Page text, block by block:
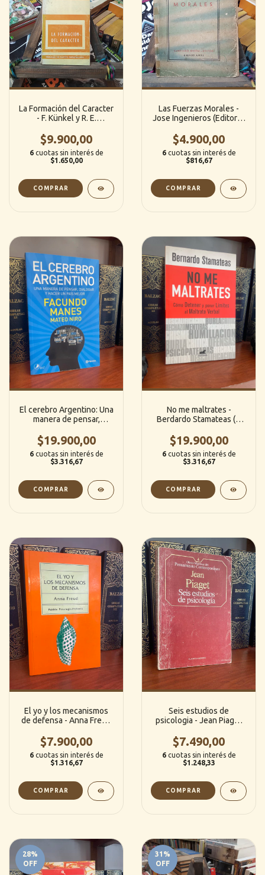
La Formación del Caracter
- F. Künkel y R. E.
$9.900,00
6 cuotas sin interés de
$1.650,00
Las Fuerzas Morales -
Jose Ingenieros (Editorial
$4.900,00
6 cuotas sin interés de
$816,67
El cerebro Argentino: Una
manera de pensar,
mejor - Facundo Manes
(Planeta)
$19.900,00
6 cuotas sin interés de
$3.316,67
No me maltrates -
Berdardo Stamateas (J.
$19.900,00
6 cuotas sin interés de
$3.316,67
El yo y los mecanismos
de defensa - Anna Freud
$7.900,00
6 cuotas sin interés de
$1.316,67
Seis estudios de
psicologia - Jean Piaget
$7.490,00
6 cuotas sin interés de
$1.248,33
28%
OFF
31 %
OFF